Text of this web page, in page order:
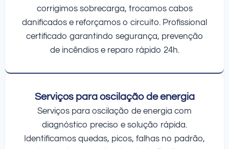
corrigimos sobrecarga, trocamos cabos
danificados e reforçamos o circuito. Profissional
certificado garantindo segurança, prevenção
de incêndios e reparo rápido 24h.
Serviços para oscilação de energia
Serviços para oscilação de energia com
diagnóstico preciso e solução rápida.
Identificamos quedas, picos, falhas no padrão,